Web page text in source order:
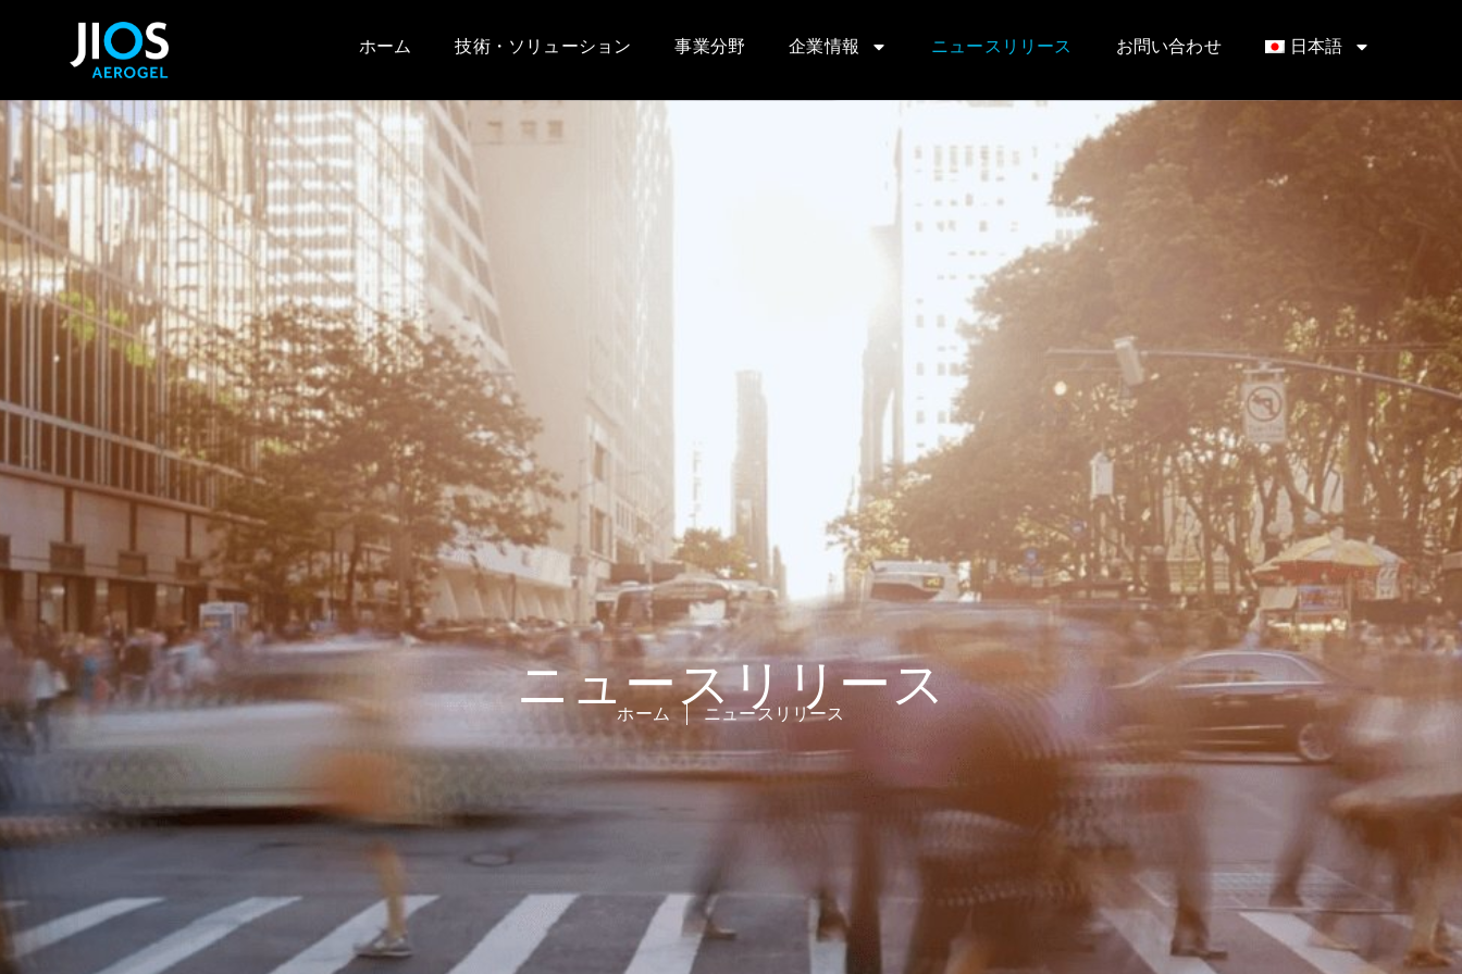
ホーム 技術・ソリューション 事業分野 企業情報 ニュースリリース お問い合わせ 日本語
ニュースリリース
ホーム ニュースリリース